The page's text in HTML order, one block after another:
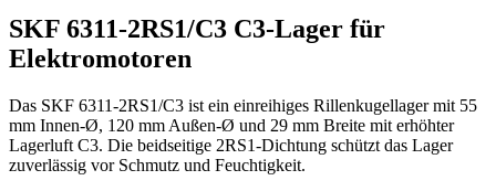
SKF 6311-2RS1/C3 C3-Lager für
Elektromotoren
Das SKF 6311-2RS1/C3 ist ein einreihiges Rillenkugellager mit 55
mm Innen-Ø, 120 mm Außen-Ø und 29 mm Breite mit erhöhter
Lagerluft C3. Die beidseitige 2RS1-Dichtung schützt das Lager
zuverlässig vor Schmutz und Feuchtigkeit.